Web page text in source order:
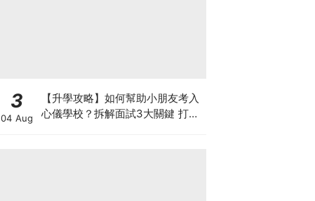
3
04 Aug
【升學攻略】如何幫助小朋友考入
心儀學校？拆解面試3大關鍵 打好